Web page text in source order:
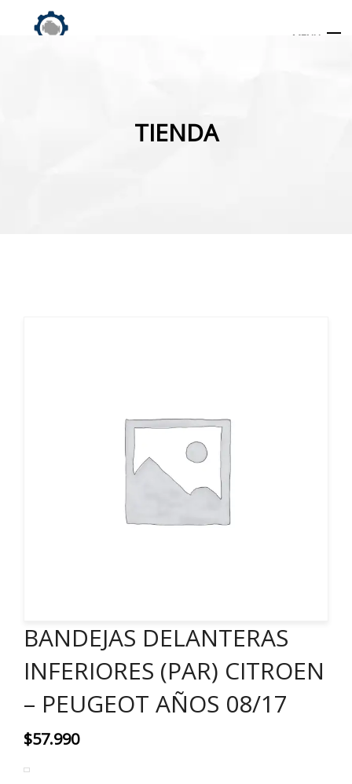
MENU
TIENDA
BANDEJAS DELANTERAS
INFERIORES (PAR) CITROEN
– PEUGEOT AÑOS 08/17
$57.990